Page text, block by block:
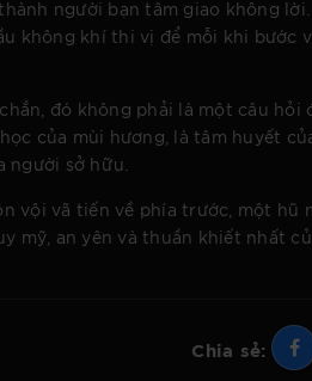
người bạn tâm giao không
không khí thi vị để mỗi khi bước
đó không phải là một câu
của mùi hương, là tâm huyết
người sở hữu.
vội vã tiến về phía trước, một hũ
mỹ, an yên và thuần khiết nhất
Chia sẻ: